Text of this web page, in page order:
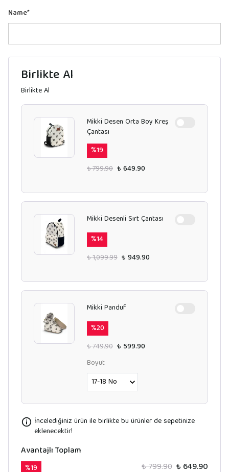
Name*
Birlikte Al
Birlikte Al
Mikki Desen Orta Boy Kreş
Çantası
%19
₺ 799.90 ₺ 649.90
Mikki Desenli Sırt Çantası
%14
₺ 1,099.99 ₺ 949.90
Mikki Panduf
%20
₺ 749.90 ₺ 599.90
Boyut
İncelediğiniz ürün ile birlikte bu ürünler de sepetinize
eklenecektir!
Avantajlı Toplam
%19 ₺ 799.90 ₺ 649.90